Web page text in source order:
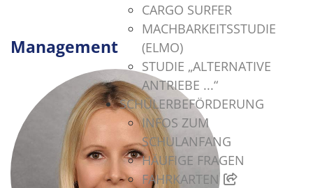
CARGO SURFER
MACHBARKEITSSTUDIE
(ELMO)
STUDIE „ALTERNATIVE
ANTRIEBE ...“
SCHÜLERBEFÖRDERUNG
INFOS ZUM
SCHULANFANG
HÄUFIGE FRAGEN
FAHRKARTEN
Management